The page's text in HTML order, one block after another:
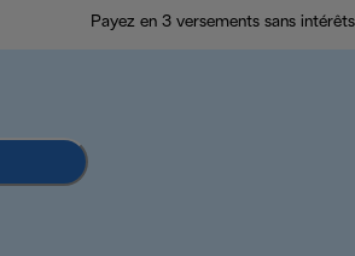
Payez en 3 versements sans intérêts